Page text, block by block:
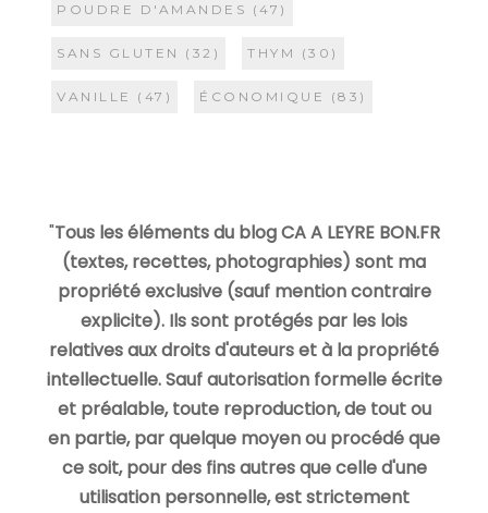
POUDRE D'AMANDES (47)
SANS GLUTEN (32) THYM (30)
VANILLE (47) ÉCONOMIQUE (83)
"Tous les éléments du blog CA A LEYRE BON.FR
(textes, recettes, photographies) sont ma
propriété exclusive (sauf mention contraire
explicite). Ils sont protégés par les lois
relatives aux droits d'auteurs et à la propriété
intellectuelle. Sauf autorisation formelle écrite
et préalable, toute reproduction, de tout ou
en partie, par quelque moyen ou procédé que
ce soit, pour des fins autres que celle d'une
utilisation personnelle, est strictement